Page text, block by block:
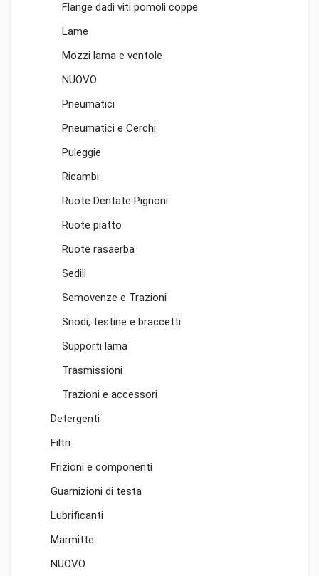
Flange dadi viti pomoli coppe
Lame
Mozzi lama e ventole
NUOVO
Pneumatici
Pneumatici e Cerchi
Puleggie
Ricambi
Ruote Dentate Pignoni
Ruote piatto
Ruote rasaerba
Sedili
Semovenze e Trazioni
Snodi, testine e braccetti
Supporti lama
Trasmissioni
Trazioni e accessori
Detergenti
Filtri
Frizioni e componenti
Guarnizioni di testa
Lubrificanti
Marmitte
NUOVO